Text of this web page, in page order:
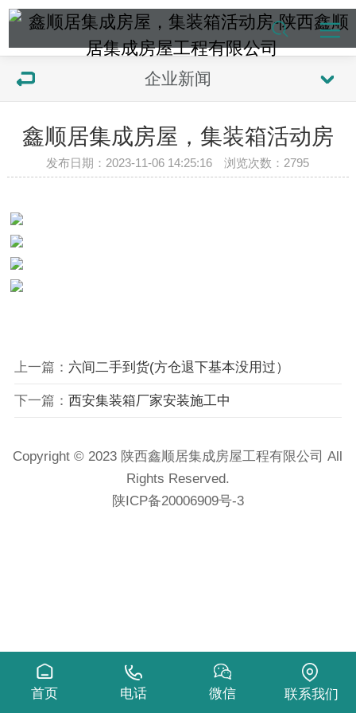
企业新闻
鑫顺居集成房屋，集装箱活动房
发布日期：2023-11-06 14:25:16 浏览次数： 2795
上一篇： 六间二手到货(方仓退下基本没用过）
下一篇： 西安集装箱厂家安装施工中
Copyright © 2023 陕西鑫顺居集成房屋工程有限公司 All
Rights Reserved.
陕ICP备20006909号-3
首页 电话 微信 联系我们